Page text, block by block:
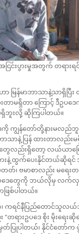
ြင်းပွားမှုအတွက် တရားရ
မြန်မာဘာသာနဲ့သာရှိပြီး
တာမရှိတာ ကြောင့် ဒီဥပဒ
မရှိဘူးလို့ ဆိုကြပါတယ်။
ကို ကျွန်တော်တို့နားမလည်ဘူး
သာနဲ့ ပြန် ထားတာလည်
တွေလည်းရှိတော့ လယ်ယာမ
းနဲ့ ထွက်ပေးနိုင်တယ်ဆိုရ
တတ်၊ ဗမာစာလည်း မရေ
ဒေတွေကို ဘယ်လိုမှ လက်လှမ်
ြစ်ပါတယ်။
ကရင်နီပြည်တောင်သူလယ်သ
ရားဥပဒေ စိုး မိုးရေးဆို
ြုပါတယ်၊ နိုင်ငံတော်က